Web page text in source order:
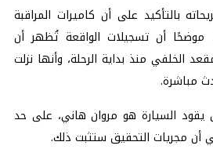
بالتأكيد على أن كاميرات المراقبة
أن تسجيلات الواقعة تُظهر أن
الخلفي منذ بداية الرحلة، وأنها نزلت
مباشرة.
السيارة هو مروان هاني، على حد
أن مجريات التحقيق ستثبت ذلك.